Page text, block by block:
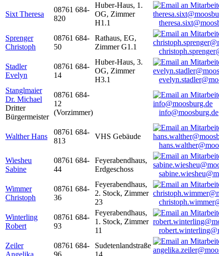
Sixt Theresa
08761 684-
820
Huber-Haus, 1.
OG, Zimmer
H1.1
Sprenger
Christoph
08761 684-
50
Rathaus, EG,
Zimmer G1.1
Stadler
Evelyn
08761 684-
14
Huber-Haus, 3.
OG, Zimmer
H3.1
Stanglmaier
Dr. Michael
Dritter
Bürgermeister
08761 684-
12
(Vorzimmer)
info@moosburg.de
Walther Hans
08761 684-
813
VHS Gebäude
Wiesheu
Sabine
08761 684-
44
Feyerabendhaus,
Erdgeschoss
Wimmer
Christoph
08761 684-
36
Feyerabendhaus,
2. Stock, Zimmer
23
Winterling
Robert
08761 684-
93
Feyerabendhaus,
1. Stock, Zimmer
11
Zeiler
Angelika
08761 684-
96
Sudetenlandstraße
14